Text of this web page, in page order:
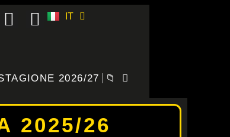
IT
ES
2026/27 📁
2025/26